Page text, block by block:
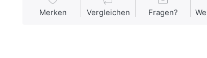
Merken Vergleichen Fragen?